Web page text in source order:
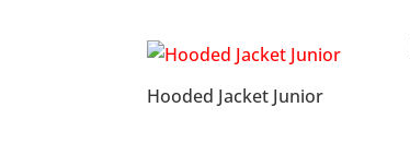
Hooded Jacket Junior